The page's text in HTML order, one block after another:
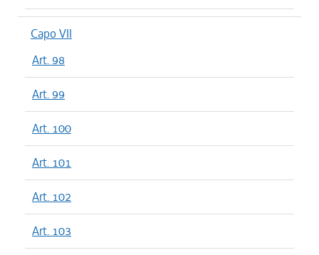
Capo VII
Art. 98
Art. 99
Art. 100
Art. 101
Art. 102
Art. 103